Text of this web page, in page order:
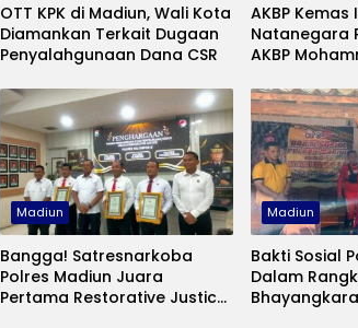
OTT KPK di Madiun, Wali Kota
Diamankan Terkait Dugaan
Penyalahgunaan Dana CSR
AKBP Kemas
Natanegara
AKBP
Madiun
Madiun
Bangga! Satresnarkoba
Polres Madiun Juara
Pertama Restorative Justice
Madiun
Bakti Sosial
Dalam